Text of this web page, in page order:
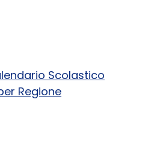
Scolastico
Regione